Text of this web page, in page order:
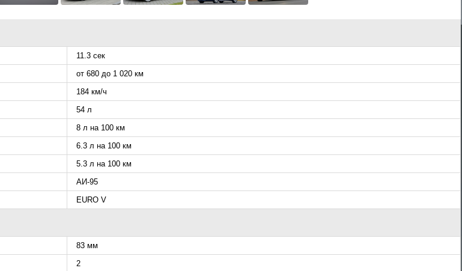
11.3 сек
от 680 до 1 020 км
184 км/ч
54 л
8 л на 100 км
6.3 л на 100 км
5.3 л на 100 км
АИ-95
EURO V
83 мм
2